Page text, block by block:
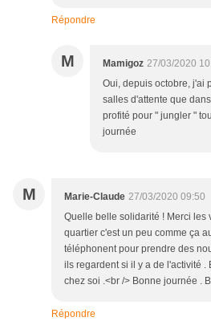
Répondre
M Mamigoz 27/03/2020
Oui, depuis octobre, j'ai
salles d'attente que
profité pour " jungler "
journée
M Marie-Claude 27/03/2020 09:50
Quelle belle solidarité ! Merci les
quartier c'est un peu comme ça
téléphonent pour prendre des
ils regardent si il y a de l'activité
chez soi .<br /> Bonne journée .
Répondre